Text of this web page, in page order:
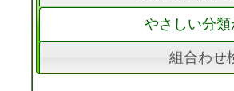
やさしい分
組合わせ